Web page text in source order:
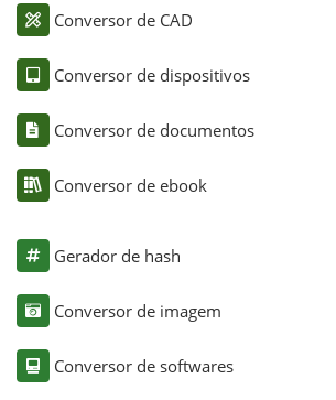
Conversor de CAD
Conversor de dispositivos
Conversor de documentos
Conversor de ebook
Gerador de hash
Conversor de imagem
Conversor de softwares